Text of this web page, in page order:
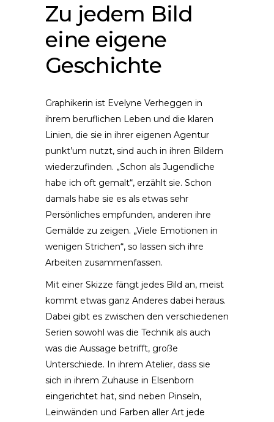
Zu jedem Bild
eine eigene
Geschichte
Graphikerin ist Evelyne Verheggen in
ihrem beruflichen Leben und die klaren
Linien, die sie in ihrer eigenen Agentur
punkt’um nutzt, sind auch in ihren Bildern
wiederzufinden. „Schon als Jugendliche
habe ich oft gemalt“, erzählt sie. Schon
damals habe sie es als etwas sehr
Persönliches empfunden, anderen ihre
Gemälde zu zeigen. „Viele Emotionen in
wenigen Strichen“, so lassen sich ihre
Arbeiten zusammenfassen.
Mit einer Skizze fängt jedes Bild an, meist
kommt etwas ganz Anderes dabei heraus.
Dabei gibt es zwischen den verschiedenen
Serien sowohl was die Technik als auch
was die Aussage betrifft, große
Unterschiede. In ihrem Atelier, dass sie
sich in ihrem Zuhause in Elsenborn
eingerichtet hat, sind neben Pinseln,
Leinwänden und Farben aller Art jede